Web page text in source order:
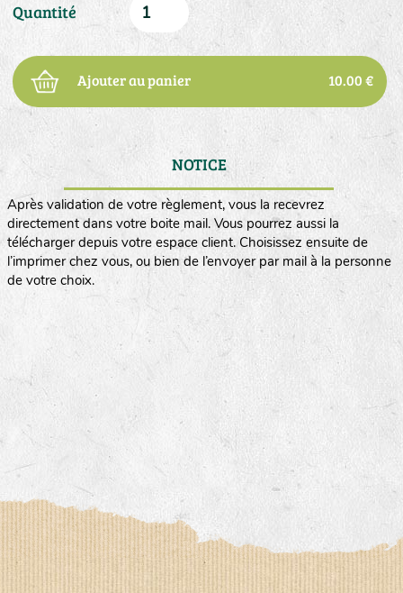
Quantité
Ajouter au panier 10.00 €
NOTICE
Après validation de votre règlement, vous la recevrez
directement dans votre boite mail. Vous pourrez aussi la
télécharger depuis votre espace client. Choisissez ensuite de
l’imprimer chez vous, ou bien de l’envoyer par mail à la personne
de votre choix.